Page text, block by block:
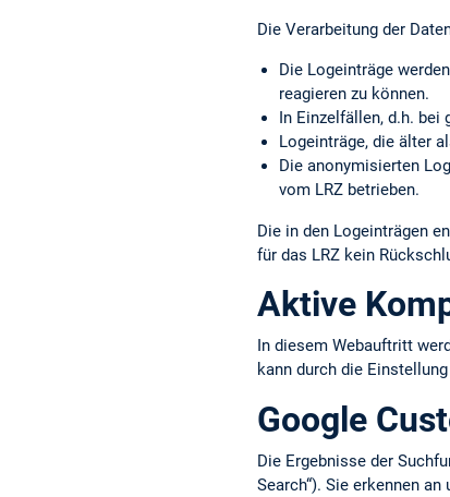
Die Verarbeitung der
Die Logeinträge
reagieren zu können.
In Einzelfällen, d.h. bei
Logeinträge, die älter
Die anonymisierten
vom LRZ betrieben.
Die in den Logeinträgen
für das LRZ kein
Aktive
In diesem Webauftritt
kann durch die
Google
Die Ergebnisse der
Search“). Sie erkennen